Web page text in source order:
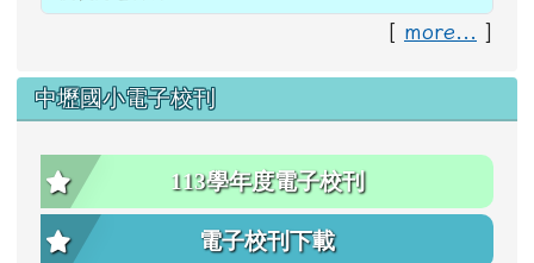
[ more... ]
中壢國小電子校刊
113學年度電子校刊
電子校刊下載